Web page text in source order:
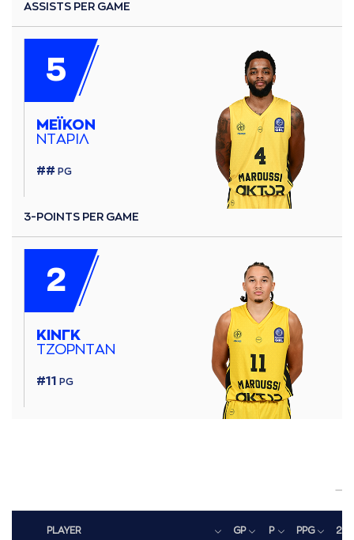
ASSISTS PER GAME
5
ΜΕΪΚΟΝ
ΝΤAΡΙΛ
## PG
3-POINTS PER GAME
2
ΚΙΝΓΚ
ΤΖΟΡΝΤAΝ
#11 PG
PLAYER GP P PPG